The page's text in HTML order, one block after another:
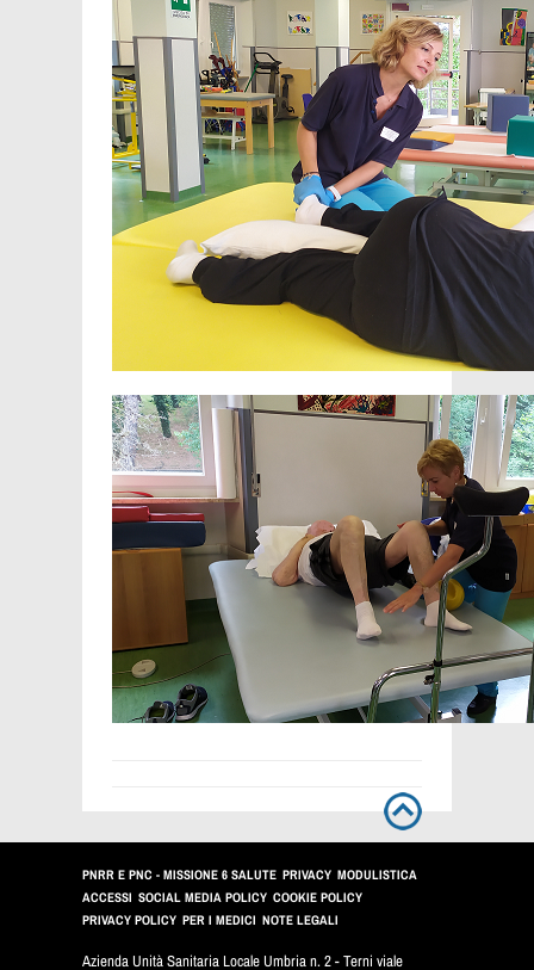
PNRR E PNC - MISSIONE 6 SALUTE PRIVACY MODULISTICA
ACCESSI SOCIAL MEDIA POLICY COOKIE POLICY
PRIVACY POLICY PER I MEDICI NOTE LEGALI
Azienda Unità Sanitaria Locale Umbria n. 2 - Terni viale